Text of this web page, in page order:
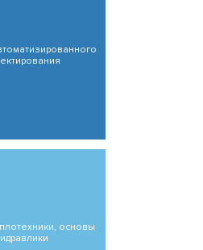
основы